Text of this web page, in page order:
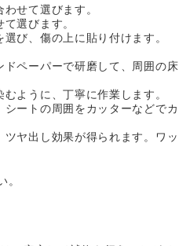
せて選びます。
選びます。
び、傷の上に貼り付けます。
ペーパーで研磨して、周囲の床
ように、丁寧に作業します。
ートの周囲をカッターなどでカ
ヤ出し効果が得られます。ワッ
。